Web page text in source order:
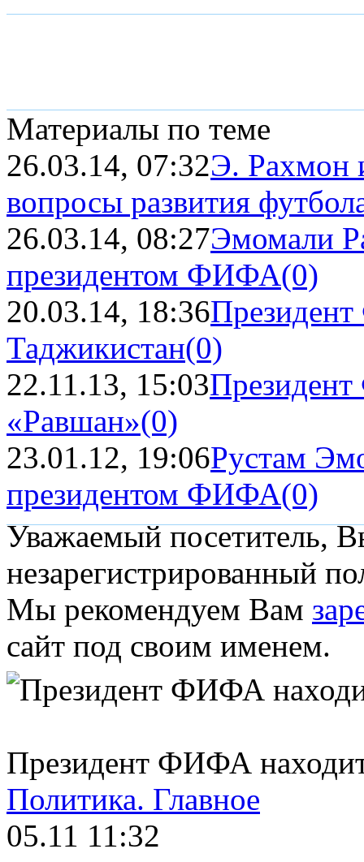
Материалы по теме
26.03.14, 07:32Э. Рахмон
вопросы развития
26.03.14, 08:27Эмомали
президентом ФИФА(0)
20.03.14, 18:36
Таджикистан(0)
22.11.13, 15:03
«Равшан»(0)
23.01.12, 19:06Рустам
президентом ФИФА(0)
Уважаемый посетитель,
незарегистрированный
Мы рекомендуем Вам
сайт под своим именем.
Президент ФИФА
Политика. Главное
05.11 11:32